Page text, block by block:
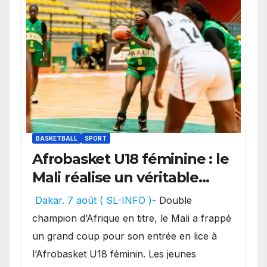
BASKETBALL SPORT
Afrobasket U18 féminine : le
Mali réalise un véritable
festival offensif et inflige
une lourde défaite au
Bénin.
Dakar. 7 août ( SL-INFO )- Double
champion d’Afrique en titre, le Mali a frappé
un grand coup pour son entrée en lice à
l’Afrobasket U18 féminin. Les jeunes